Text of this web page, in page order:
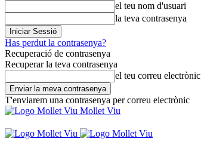
el teu nom d'usuari
la teva contrasenya
Has perdut la contrasenya?
Recuperació de contrasenya
Recuperar la teva contrasenya
el teu correu electrònic
T'enviarem una contrasenya per correu electrònic
Mollet Viu